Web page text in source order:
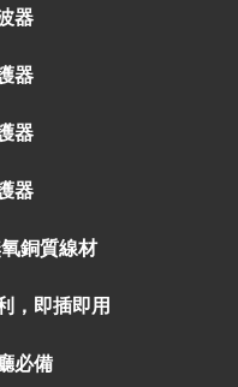
器
器
器
器
銅質線材
，即插即用
必備